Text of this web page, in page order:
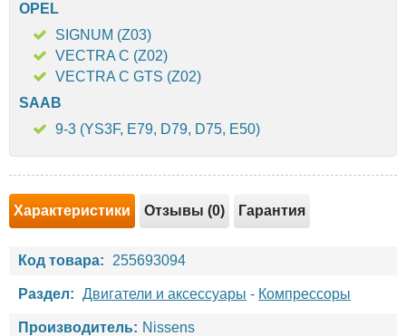
OPEL
SIGNUM (Z03)
VECTRA C (Z02)
VECTRA C GTS (Z02)
SAAB
9-3 (YS3F, E79, D79, D75, E50)
Характеристики Отзывы (0) Гарантия
Код товара: 255693094
Раздел: Двигатели и аксессуары - Компрессоры
Производитель: Nissens